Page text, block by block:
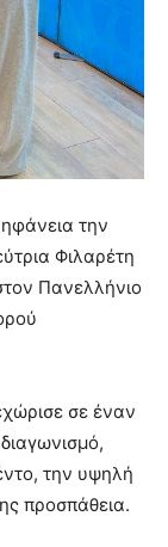
την
Φιλαρέτη
Πανελλήνιο
σε έναν
την υψηλή
προσπάθεια.